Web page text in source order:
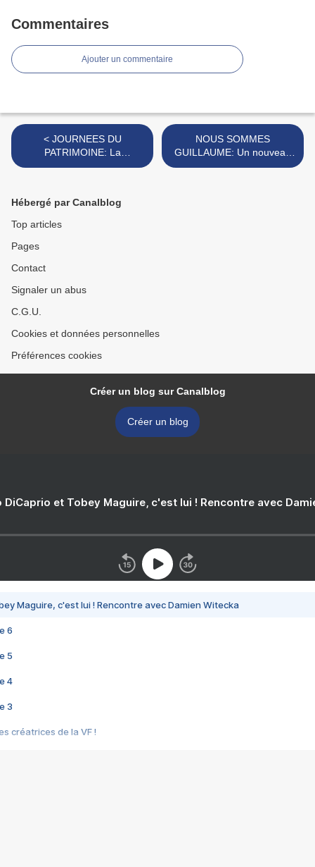
Commentaires
Ajouter un commentaire
< JOURNEES DU
PATRIMOINE: La
renaissance de l'abbaye de
NOUS SOMMES
GUILLAUME: Un nouveau
collectif sur la toile pour
Hébergé par Canalblog
Top articles
Pages
Contact
Signaler un abus
C.G.U.
Cookies et données personnelles
Préférences cookies
Créer un blog sur Canalblog
Créer un blog
DiCaprio et Tobey Maguire, c'est lui ! Rencontre avec
Maguire, c'est lui ! Rencontre avec Damien Witecka
6
5
4
3
créatrices de la VF !